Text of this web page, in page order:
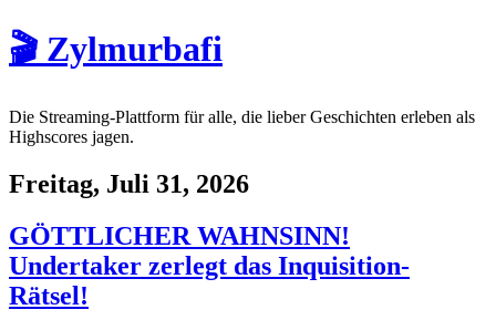
🎬 Zylmurbafi
Die Streaming-Plattform für alle, die lieber Geschichten erleben als
Highscores jagen.
Freitag, Juli 31, 2026
GÖTTLICHER WAHNSINN!
Undertaker zerlegt das Inquisition-
Rätsel!